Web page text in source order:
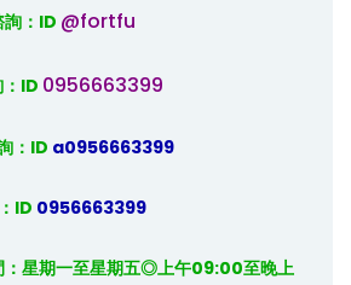
詢：ID @fortfu
ID 0956663399
：ID a0956663399
ID 0956663399
：星期一至星期五◎上午09:00至晚上